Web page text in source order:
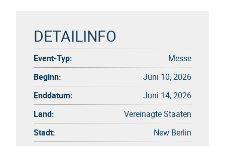
DETAILINFO
Event-Typ:
Messe
Beginn:
Juni 10, 2026
Enddatum:
Juni 14, 2026
Land:
Vereinagte Staaten
Stadt:
New Berlin